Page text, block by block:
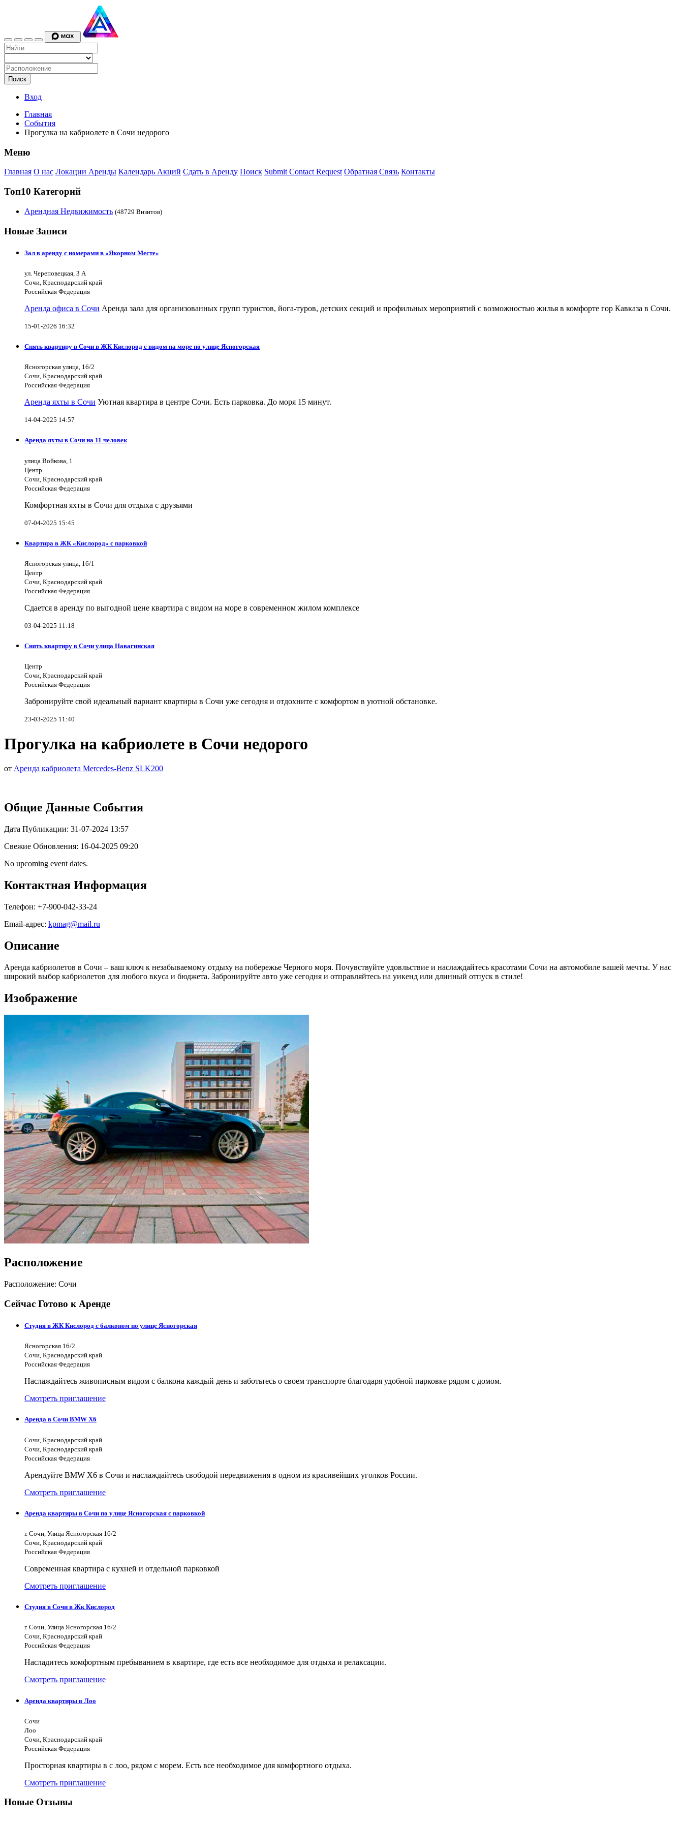
Поиск
Вход
Главная
События
Прогулка на кабриолете в Сочи недорого
Меню
Главная О нас Локации Аренды Календарь Акций Сдать в Аренду Поиск Submit Contact Request Обратная Связь Контакты
Топ10 Категорий
Арендная Недвижимость (48729 Визитов)
Новые Записи
Зал в аренду с номерами в «Якорном Месте»
ул. Череповецкая, 3 А
Сочи, Краснодарский край
Российская Федерация
Аренда офиса в Сочи Аренда зала для организованных групп туристов, йога-туров, детских секций и профильных мероприятий с возможностью жилья в комфорте гор Кавказа в Сочи.
15-01-2026 16:32
Снять квартиру в Сочи в ЖК Кислород с видом на море по улице Ясногорская
Ясногорская улица, 16/2
Сочи, Краснодарский край
Российская Федерация
Аренда яхты в Сочи Уютная квартира в центре Сочи. Есть парковка. До моря 15 минут.
14-04-2025 14:57
Аренда яхты в Сочи на 11 человек
улица Войкова, 1
Центр
Сочи, Краснодарский край
Российская Федерация
Комфортная яхты в Сочи для отдыха с друзьями
07-04-2025 15:45
Квартира в ЖК «Кислород» с парковкой
Ясногорская улица, 16/1
Центр
Сочи, Краснодарский край
Российская Федерация
Сдается в аренду по выгодной цене квартира с видом на море в современном жилом комплексе
03-04-2025 11:18
Снять квартиру в Сочи улица Навагинская
Центр
Сочи, Краснодарский край
Российская Федерация
Забронируйте свой идеальный вариант квартиры в Сочи уже сегодня и отдохните с комфортом в уютной обстановке.
23-03-2025 11:40
Прогулка на кабриолете в Сочи недорого
от Аренда кабриолета Mercedes-Benz SLK200
Общие Данные События
Дата Публикации: 31-07-2024 13:57
Свежие Обновления: 16-04-2025 09:20
No upcoming event dates.
Контактная Информация
Телефон: +7-900-042-33-24
Email-адрес: kpmag@mail.ru
Описание
Аренда кабриолетов в Сочи – ваш ключ к незабываемому отдыху на побережье Черного моря. Почувствуйте удовльствие и наслаждайтесь красотами Сочи на автомобиле вашей мечты. У нас
широкий выбор кабриолетов для любого вкуса и бюджета. Забронируйте авто уже сегодня и отправляйтесь на уикенд или длинный отпуск в стиле!
Изображение
Расположение
Расположение: Сочи
Сейчас Готово к Аренде
Студия в ЖК Кислород с балконом по улице Ясногорская
Ясногорская 16/2
Сочи, Краснодарский край
Российская Федерация
Наслаждайтесь живописным видом с балкона каждый день и заботьтесь о своем транспорте благодаря удобной парковке рядом с домом.
Смотреть приглашение
Аренда в Сочи BMW X6
Сочи, Краснодарский край
Сочи, Краснодарский край
Российская Федерация
Арендуйте BMW X6 в Сочи и наслаждайтесь свободой передвижения в одном из красивейших уголков России.
Смотреть приглашение
Аренда квартиры в Сочи по улице Ясногорская с парковкой
г. Сочи, Улица Ясногорская 16/2
Сочи, Краснодарский край
Российская Федерация
Современная квартира с кухней и отдельной парковкой
Смотреть приглашение
Студия в Сочи в Жк Кислород
г. Сочи, Улица Ясногорская 16/2
Сочи, Краснодарский край
Российская Федерация
Насладитесь комфортным пребыванием в квартире, где есть все необходимое для отдыха и релаксации.
Смотреть приглашение
Аренда квартиры в Лоо
Сочи
Лоо
Сочи, Краснодарский край
Российская Федерация
Просторная квартиры в с лоо, рядом с морем. Есть все необходимое для комфортного отдыха.
Смотреть приглашение
Новые Отзывы